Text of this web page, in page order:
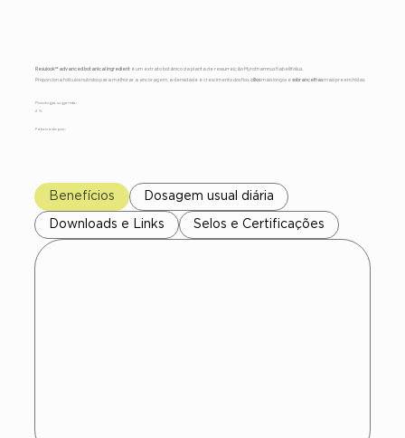
Resulook™ advanced botanical ingredienté um extrato botânico da planta de ressurreição Myrothamnus flabellifolius.
Proporciona folículos nutridos para melhorar a ancoragem, a densidade e crescimento dos fios, cíliosmais longos e sobrancelhasmais preenchidas.
Posologia sugerida:
2 %
Fabricado por:
Benefícios Dosagem usual diária
Downloads e Links Selos e Certificações